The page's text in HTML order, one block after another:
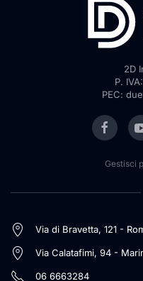
2D
P.
PEC:
Gestisci
Via di Bravetta, 121 -
Via Calatafimi, 94 -
06 6663284